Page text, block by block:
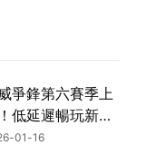
爭鋒第六賽季上
低延遲暢玩新賽
01-16